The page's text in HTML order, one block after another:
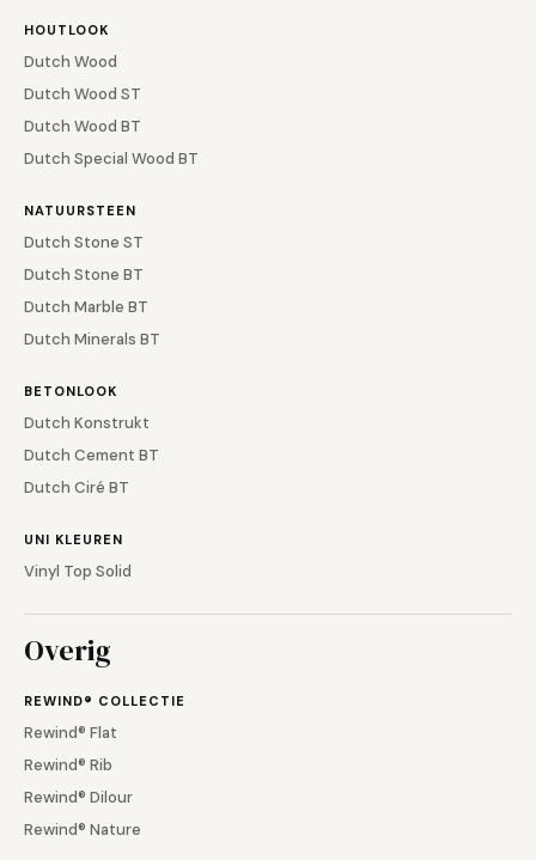
HOUTLOOK
Dutch Wood
Dutch Wood ST
Dutch Wood BT
Dutch Special Wood BT
NATUURSTEEN
Dutch Stone ST
Dutch Stone BT
Dutch Marble BT
Dutch Minerals BT
BETONLOOK
Dutch Konstrukt
Dutch Cement BT
Dutch Ciré BT
UNI KLEUREN
Vinyl Top Solid
Overig
REWIND® COLLECTIE
Rewind® Flat
Rewind® Rib
Rewind® Dilour
Rewind® Nature